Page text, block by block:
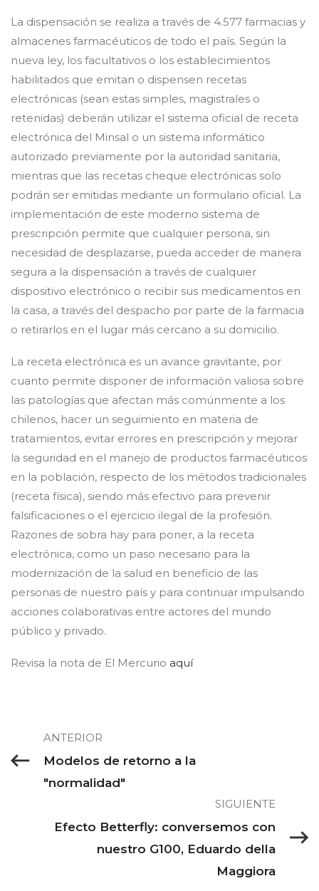
La dispensación se realiza a través de 4.577 farmacias y
almacenes farmacéuticos de todo el país. Según la
nueva ley, los facultativos o los establecimientos
habilitados que emitan o dispensen recetas
electrónicas (sean estas simples, magistrales o
retenidas) deberán utilizar el sistema oficial de receta
electrónica del Minsal o un sistema informático
autorizado previamente por la autoridad sanitaria,
mientras que las recetas cheque electrónicas solo
podrán ser emitidas mediante un formulario oficial. La
implementación de este moderno sistema de
prescripción permite que cualquier persona, sin
necesidad de desplazarse, pueda acceder de manera
segura a la dispensación a través de cualquier
dispositivo electrónico o recibir sus medicamentos en
la casa, a través del despacho por parte de la farmacia
o retirarlos en el lugar más cercano a su domicilio.
La receta electrónica es un avance gravitante, por
cuanto permite disponer de información valiosa sobre
las patologías que afectan más comúnmente a los
chilenos, hacer un seguimiento en materia de
tratamientos, evitar errores en prescripción y mejorar
la seguridad en el manejo de productos farmacéuticos
en la población, respecto de los métodos tradicionales
(receta física), siendo más efectivo para prevenir
falsificaciones o el ejercicio ilegal de la profesión.
Razones de sobra hay para poner, a la receta
electrónica, como un paso necesario para la
modernización de la salud en beneficio de las
personas de nuestro país y para continuar impulsando
acciones colaborativas entre actores del mundo
público y privado.
Revisa la nota de El Mercurio aquí
ANTERIOR
Modelos de retorno a la
"normalidad"
SIGUIENTE
Efecto Betterfly: conversemos con
nuestro G100, Eduardo della
Maggiora